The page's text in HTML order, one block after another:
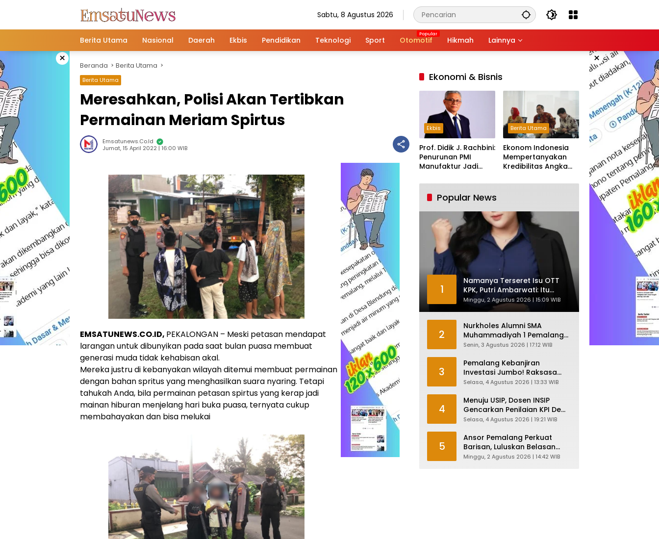
Sabtu, 8 Agustus 2026
Berita Utama Nasional Daerah Ekbis Pendidikan Teknologi Sport Otomotif Hikmah Lainnya
× ×
Beranda Berita Utama
Berita Utama
Meresahkan, Polisi Akan Tertibkan
Permainan Meriam Spirtus
Emsatunews.co.id
Jumat, 15 April 2022 | 16:00 WIB
EMSATUNEWS.CO.ID, PEKALONGAN – Meski petasan mendapat
larangan untuk dibunyikan pada saat bulan puasa membuat
generasi muda tidak kehabisan akal.
Mereka justru di kebanyakan wilayah ditemui membuat permainan
dengan bahan spritus yang menghasilkan suara nyaring. Tetapi
tahukah Anda, bila permainan petasan spirtus yang kerap jadi
mainan hiburan menjelang hari buka puasa, ternyata cukup
membahayakan dan bisa melukai
Ekonomi & Bisnis
Ekbis
Prof. Didik J. Rachbini:
Penurunan PMI
Manufaktur Jadi
Industri Nasional
Berita Utama
Ekonom Indonesia
Mempertanyakan
Kredibilitas Angka
Tumbuh Tapi Rapuh
Popular News
1
Namanya Terseret Isu OTT
KPK, Putri Ambarwati: Itu
Hanya Kesamaan Nama
Minggu, 2 Agustus 2026 | 15:09 WIB
2
Nurkholes Alumni SMA
Muhammadiyah 1 Pemalang
Angkatan 1986 Resmi
Pesan Ketua Asmam 86
Senin, 3 Agustus 2026 | 17:12 WIB
3
Pemalang Kebanjiran
Investasi Jumbo! Raksasa
Garmen Jepang Siap Bangun
Tenaga Kerja
Selasa, 4 Agustus 2026 | 13:33 WIB
4
Menuju USIP, Dosen INSIP
Gencarkan Penilaian KPI Demi
Mutu Akademik
Selasa, 4 Agustus 2026 | 19:21 WIB
5
Ansor Pemalang Perkuat
Barisan, Luluskan Belasan
Kader Diklatsar
Minggu, 2 Agustus 2026 | 14:42 WIB